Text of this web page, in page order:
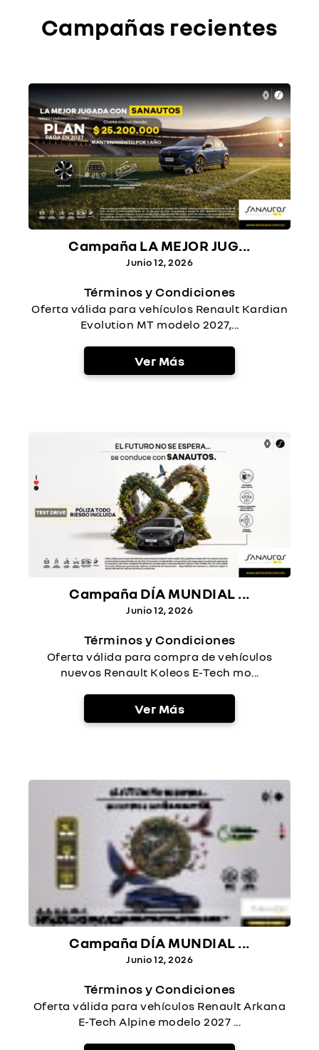
Campañas recientes
Campaña LA MEJOR JUG...
Junio 12, 2026
Términos y Condiciones
Oferta válida para vehículos Renault Kardian
Evolution MT modelo 2027,...
Ver Más
Campaña DÍA MUNDIAL ...
Junio 12, 2026
Términos y Condiciones
Oferta válida para compra de vehículos
nuevos Renault Koleos E-Tech mo...
Ver Más
Campaña DÍA MUNDIAL ...
Junio 12, 2026
Términos y Condiciones
Oferta válida para vehículos Renault Arkana
E-Tech Alpine modelo 2027 ...